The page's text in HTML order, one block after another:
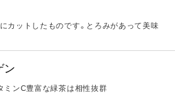
カットしたものです。とろみがあって美味
ン
ミンC豊富な緑茶は相性抜群